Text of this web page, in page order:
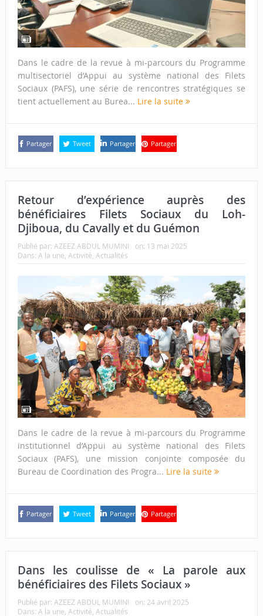
Dans le cadre de la revue à mi-parcours du Programme
multisectoriel d’Appui au système national des Filets
Sociaux (PAFS), une série de rencontres stratégiques se
tient actuellement au Burea... Lire la suite
Partager Tweet Partager Partager
Retour d’expérience auprès des
bénéficiaires Filets Sociaux du Loh-
Djiboua, du Cavally et du Guémon
Publié par: AZEEZ ABDUL MUMINI on: 13 mai 2025
Dans: A la une, Activité, Actualités
Dans le cadre de la revue à mi-parcours du Programme
institutionnel d’Appui au système national des Filets
Sociaux (PAFS), une mission conjointe composée du
Bureau de Coordination des Progra... Lire la suite
Partager Tweet Partager Partager
Dans les coulisse de « La parole aux
bénéficiaires des Filets Sociaux »
Publié par: AZEEZ ABDUL MUMINI on: 24 avril 2025
Dans: A la une, Activité, Actualités